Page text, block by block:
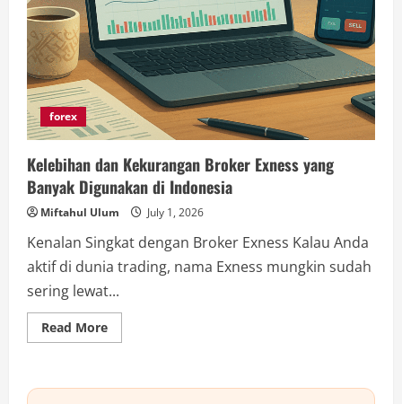
forex
Kelebihan dan Kekurangan Broker Exness yang
Banyak Digunakan di Indonesia
Miftahul Ulum July 1, 2026
Kenalan Singkat dengan Broker Exness Kalau Anda
aktif di dunia trading, nama Exness mungkin sudah
sering lewat...
Read MoreRead
more
Kekurangan